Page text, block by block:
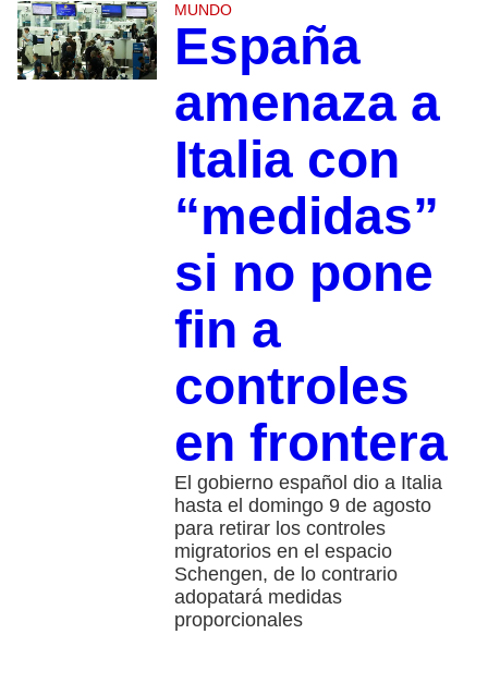
MUNDO
España
amenaza a
Italia con
“medidas”
si no pone
fin a
controles
en frontera
El gobierno español dio a Italia
hasta el domingo 9 de agosto
para retirar los controles
migratorios en el espacio
Schengen, de lo contrario
adopatará medidas
proporcionales